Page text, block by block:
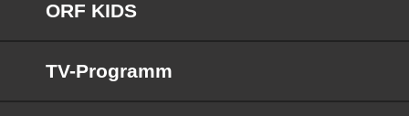
ORF KIDS
TV-Programm